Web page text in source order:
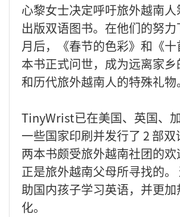
心黎女士决定呼吁旅外越南
出版双语图书。在他们的努
月后，《春节的色彩》和《
本书正式问世，成为远离家
和历代旅外越南人的特殊礼物。
TinyWrist已在美国、英国、
一些国家印刷并发行了 2 部双
两本书颇受旅外越南社团的欢
正是旅外越南父母所寻找的。
助国内孩子学习英语，并更
化。